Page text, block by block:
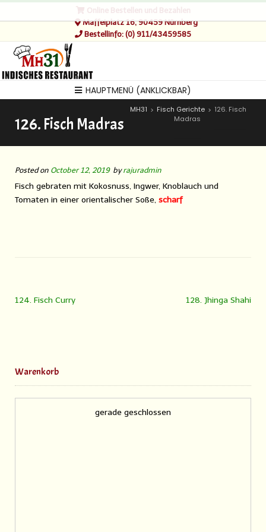
Online Bestellen und Bezahlen
Maffeiplatz 16, 90459 Nürnberg
Bestellinfo: (0) 911/43459585
HAUPTMENÜ (ANKLICKBAR)
126. Fisch Madras
MH31 > Fisch Gerichte > 126. Fisch
Madras
Posted on October 12, 2019 byrajuradmin
Fisch gebraten mit Kokosnuss, Ingwer, Knoblauch und
Tomaten in einer orientalischer Soße, scharf
124. Fisch Curry 128. Jhinga Shahi
Warenkorb
gerade geschlossen